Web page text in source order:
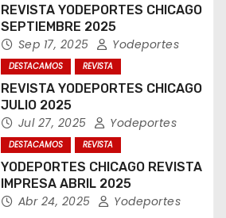
REVISTA YODEPORTES CHICAGO
SEPTIEMBRE 2025
Sep 17, 2025 Yodeportes
DESTACAMOS REVISTA
REVISTA YODEPORTES CHICAGO
JULIO 2025
Jul 27, 2025 Yodeportes
DESTACAMOS REVISTA
YODEPORTES CHICAGO REVISTA
IMPRESA ABRIL 2025
Abr 24, 2025 Yodeportes